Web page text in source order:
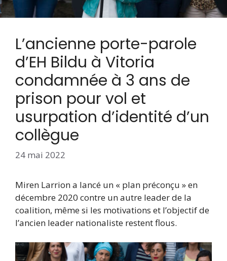
L’ancienne porte-parole
d’EH Bildu à Vitoria
condamnée à 3 ans de
prison pour vol et
usurpation d’identité d’un
collègue
24 mai 2022
Miren Larrion a lancé un « plan préconçu » en
décembre 2020 contre un autre leader de la
coalition, même si les motivations et l’objectif de
l’ancien leader nationaliste restent flous.